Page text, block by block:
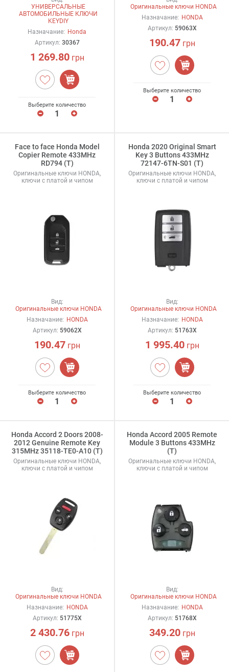
УНИВЕРСАЛЬНЫЕ
АВТОМОБИЛЬНЫЕ КЛЮЧИ
KEYDIY
Назначание: Honda
Артикул: 30367
1 269.80грн
Выберите количество
Оригинальные ключи HONDA
Назначание: HONDA
Артикул: 59063X
190.47грн
Выберите количество
Face to face Honda Model
Copier Remote 433MHz
RD794 (T)
Оригинальные ключи HONDA,
ключи с платой и чипом
Вид:
Оригинальные ключи HONDA
Назначание: HONDA
Артикул: 59062X
190.47грн
Выберите количество
Honda 2020 Original Smart
Key 3 Buttons 433MHz
72147-6TN-S01 (T)
Оригинальные ключи HONDA,
ключи с платой и чипом
Вид:
Оригинальные ключи HONDA
Назначание: HONDA
Артикул: 51763X
1 995.40грн
Выберите количество
Honda Accord 2 Doors 2008-
2012 Genuine Remote Key
315MHz 35118-TE0-A10 (T)
Оригинальные ключи HONDA,
ключи с платой и чипом
Вид:
Оригинальные ключи HONDA
Назначание: HONDA
Артикул: 51775X
2 430.76грн
Honda Accord 2005 Remote
Module 3 Buttons 433MHz
(T)
Оригинальные ключи HONDA,
ключи с платой и чипом
Вид:
Оригинальные ключи HONDA
Назначание: HONDA
Артикул: 51768X
349.20грн